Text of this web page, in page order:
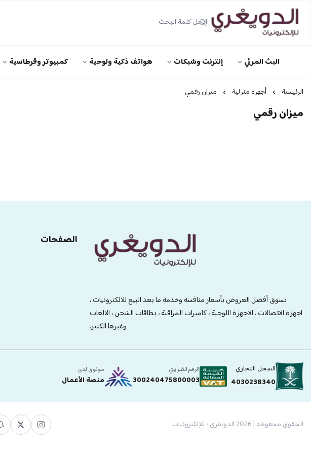
الدويغري • للإلكترونيات
البث المرئي إنترنت وشبكات هواتف ذكية ولوحية كمبيوتر وقرطاسية
الرئيسية أجهزة منزلية ميزان رقمي
ميزان رقمي
تسوق أفضل العروض بأسعار منافسة وخدمة ما بعد البيع للالكترونيات ،
اجهزة الاتصالات ، الاجهزة اللوحية ، كاميرات المراقبة ، بطاقات الشحن ، الالعاب
وغيرها الكثير.
الصفحات
السجل التجاري
4030238340
الرقم الضريبي
300240475800003
موثوق لدى
منصة الأعمال
الحقوق محفوظة | 2026 الدويغري • للإلكترونيات